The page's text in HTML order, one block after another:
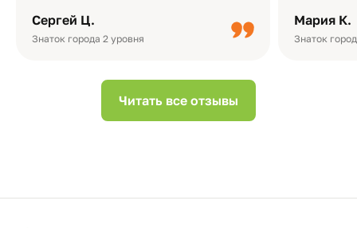
Сергей Ц.
Знаток города 2 уровня
Мария К.
Знаток
видео с
Читать все отзывы